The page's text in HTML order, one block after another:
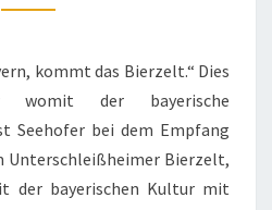
ESUCH D
UNDESKANZLERIN
kommt das Bierzelt.“ Dies
womit der bayerische
Seehofer bei dem Empfang
Unterschleißheimer Bierzelt,
der bayerischen Kultur mit